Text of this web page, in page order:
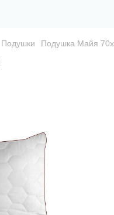
Подушки Подушка Майя